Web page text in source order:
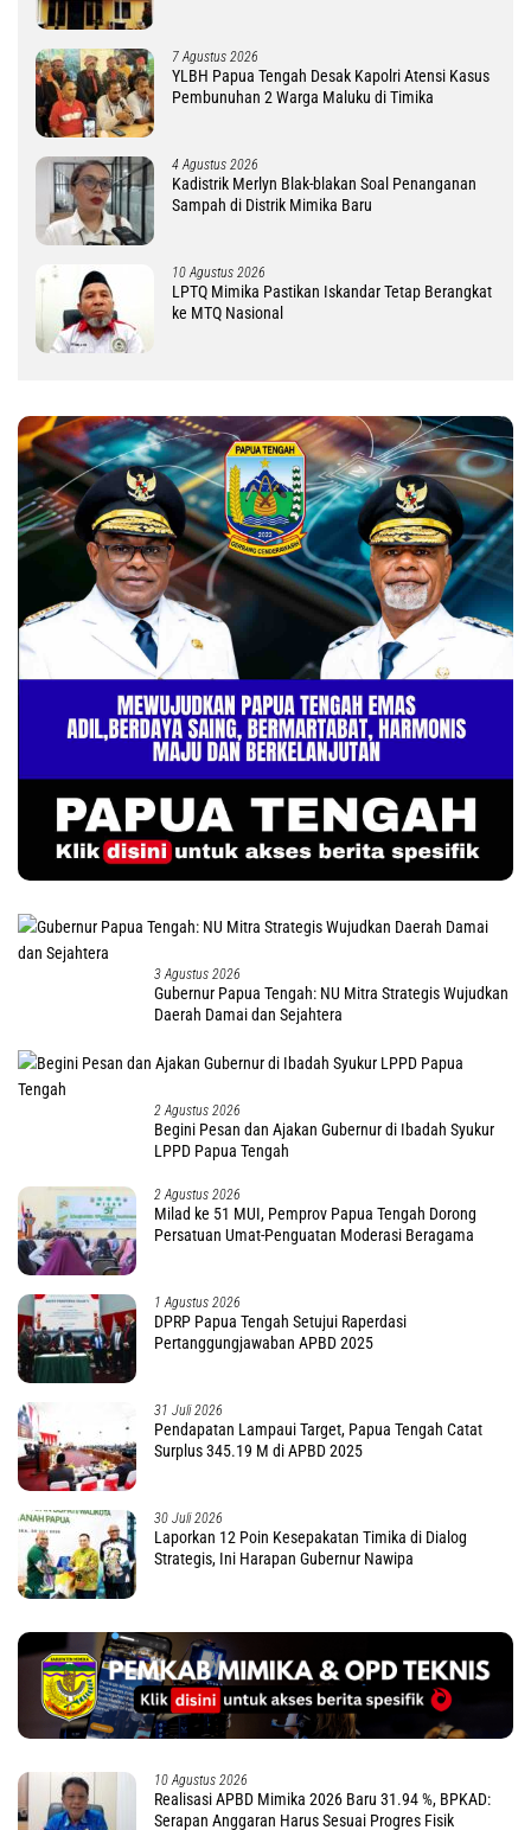
7 Agustus 2026
YLBH Papua Tengah Desak Kapolri Atensi Kasus
Pembunuhan 2 Warga Maluku di Timika
4 Agustus 2026
Kadistrik Merlyn Blak-blakan Soal Penanganan
Sampah di Distrik Mimika Baru
10 Agustus 2026
LPTQ Mimika Pastikan Iskandar Tetap Berangkat
ke MTQ Nasional
3 Agustus 2026
Gubernur Papua Tengah: NU Mitra Strategis Wujudkan
Daerah Damai dan Sejahtera
2 Agustus 2026
Begini Pesan dan Ajakan Gubernur di Ibadah Syukur
LPPD Papua Tengah
2 Agustus 2026
Milad ke 51 MUI, Pemprov Papua Tengah Dorong
Persatuan Umat-Penguatan Moderasi Beragama
1 Agustus 2026
DPRP Papua Tengah Setujui Raperdasi
Pertanggungjawaban APBD 2025
31 Juli 2026
Pendapatan Lampaui Target, Papua Tengah Catat
Surplus 345.19 M di APBD 2025
30 Juli 2026
Laporkan 12 Poin Kesepakatan Timika di Dialog
Strategis, Ini Harapan Gubernur Nawipa
10 Agustus 2026
Realisasi APBD Mimika 2026 Baru 31.94 %, BPKAD:
Serapan Anggaran Harus Sesuai Progres Fisik